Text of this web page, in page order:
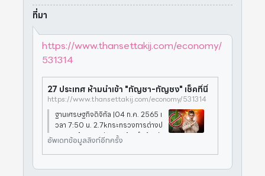
ที่มา
https://www.thansettakij.com/economy/
531314
27 ประเทศ ห้ามนำเข้า "กัญชา-กัญชง" เช็คที่นี่
https://www.thansettakij.com/economy/531314
ฐานเศรษฐกิจดิจิทัล |04 ก.ค. 2565 เ
วลา 7:50 น. 2.7kกระทรวงการต่างป
ระเทศ เตือน 27 ประเทศ ห้ามนำเข้า "กั
ญชา-กัญชง" หรือผลิตภัณฑ์ที่มีส่วน
ผสมของกัญชา-กัญชง มีประเทศไหน
บ้าง อ่านรายละเอียดได้ครบที่นี่จากกร
อัพเดทข้อมูลลิงก์อีกครั้ง